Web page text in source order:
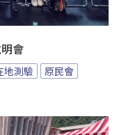
會
地測驗
原民會